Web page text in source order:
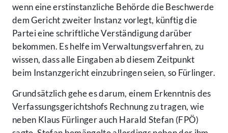
wenn eine erstinstanzliche Behörde die Beschwerde
dem Gericht zweiter Instanz vorlegt, künftig die
Partei eine schriftliche Verständigung darüber
bekommen. Es helfe im Verwaltungsverfahren, zu
wissen, dass alle Eingaben ab diesem Zeitpunkt
beim Instanzgericht einzubringen seien, so Fürlinger.
Grundsätzlich gehe es darum, einem Erkenntnis des
Verfassungsgerichtshofs Rechnung zu tragen, wie
neben Klaus Fürlinger auch Harald Stefan (FPÖ)